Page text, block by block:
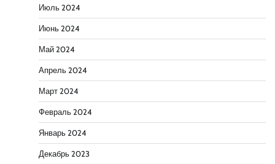
Июль 2024
Июнь 2024
Май 2024
Апрель 2024
Март 2024
Февраль 2024
Январь 2024
Декабрь 2023